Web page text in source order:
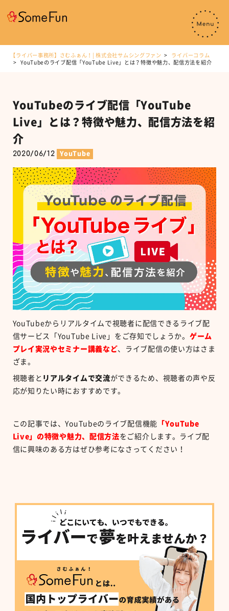
【ライバー事務所】さむふぁん！| 株式会社サムシングファン
ライバーコラム
YouTubeのライブ配信「YouTube Live」とは？特徴や魅力、配信方法を紹介
YouTubeのライブ配信「YouTube
Live」とは？特徴や魅力、配信方法を紹
介
2020/06/12 YouTube
YouTubeからリアルタイムで視聴者に配信できるライブ配
信サービス「YouTube Live」をご存知でしょうか。 ゲーム
プレイ実況やセミナー講義など、ライブ配信の使い方はさま
ざま。
視聴者と リアルタイムで交流ができるため、視聴者の声や反
応が知りたい時におすすめです。
この記事では、YouTubeのライブ配信機能 「YouTube
Live」の特徴や魅力、配信方法をご紹介します。ライブ配
信に興味のある方はぜひ参考になさってください！